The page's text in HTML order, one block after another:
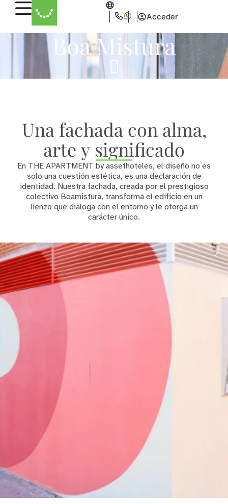
Acceder
Boa Mistura
Una fachada con alma,
arte y significado
En THE APARTMENT by assethoteles, el diseño no es
solo una cuestión estética, es una declaración de
identidad. Nuestra fachada, creada por el prestigioso
colectivo Boamistura, transforma el edificio en un
lienzo que dialoga con el entorno y le otorga un
carácter único.